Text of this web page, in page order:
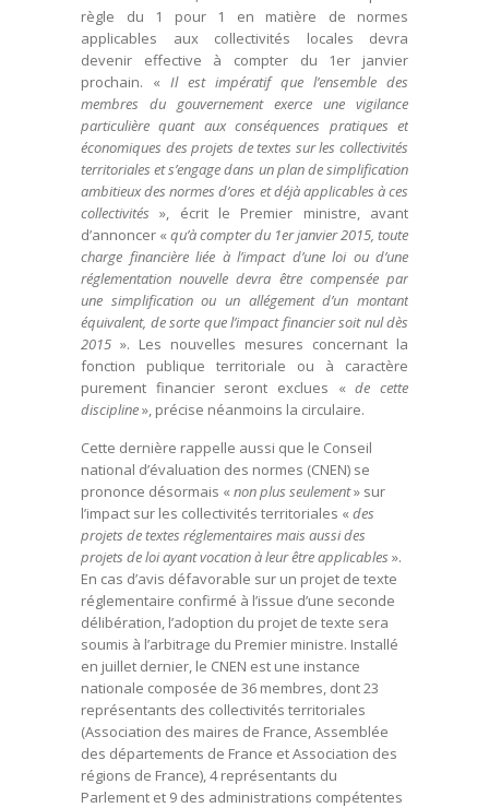
règle du 1 pour 1 en matière de normes
applicables aux collectivités locales devra
devenir effective à compter du 1er janvier
prochain. « Il est impératif que l’ensemble des
membres du gouvernement exerce une vigilance
particulière quant aux conséquences pratiques et
économiques des projets de textes sur les collectivités
territoriales et s’engage dans un plan de simplification
ambitieux des normes d’ores et déjà applicables à ces
collectivités », écrit le Premier ministre, avant
d’annoncer « qu’à compter du 1er janvier 2015, toute
charge financière liée à l’impact d’une loi ou d’une
réglementation nouvelle devra être compensée par
une simplification ou un allégement d’un montant
équivalent, de sorte que l’impact financier soit nul dès
2015 ». Les nouvelles mesures concernant la
fonction publique territoriale ou à caractère
purement financier seront exclues «de cette
discipline», précise néanmoins la circulaire.
Cette dernière rappelle aussi que le Conseil
national d’évaluation des normes (CNEN) se
prononce désormais « non plus seulement» sur
l’impact sur les collectivités territoriales « des
projets de textes réglementaires mais aussi des
projets de loi ayant vocation à leur être applicables ».
En cas d’avis défavorable sur un projet de texte
réglementaire confirmé à l’issue d’une seconde
délibération, l’adoption du projet de texte sera
soumis à l’arbitrage du Premier ministre. Installé
en juillet dernier, le CNEN est une instance
nationale composée de 36 membres, dont 23
représentants des collectivités territoriales
(Association des maires de France, Assemblée
des départements de France et Association des
régions de France), 4 représentants du
Parlement et 9 des administrations compétentes